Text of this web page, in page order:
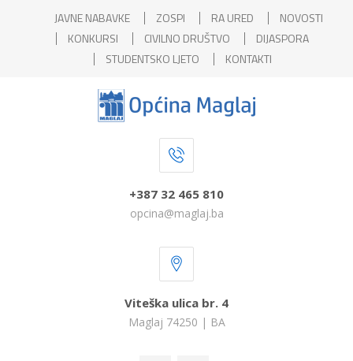
JAVNE NABAVKE ZOSPI RA URED
NOVOSTI
KONKURSI
CIVILNO DRUŠTVO
DIJASPORA
STUDENTSKO LJETO
KONTAKTI
+387 32 465 810
opcina@maglaj.ba
Viteška ulica br. 4
Maglaj 74250 | BA